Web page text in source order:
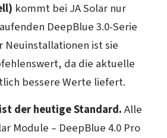
kommt bei JA Solar nur
DeepBlue 3.0-Serie
Neuinstallationen ist sie
da die aktuelle
bessere Werte liefert.
der heutige Standard.Alle
Module – DeepBlue 4.0 Pro